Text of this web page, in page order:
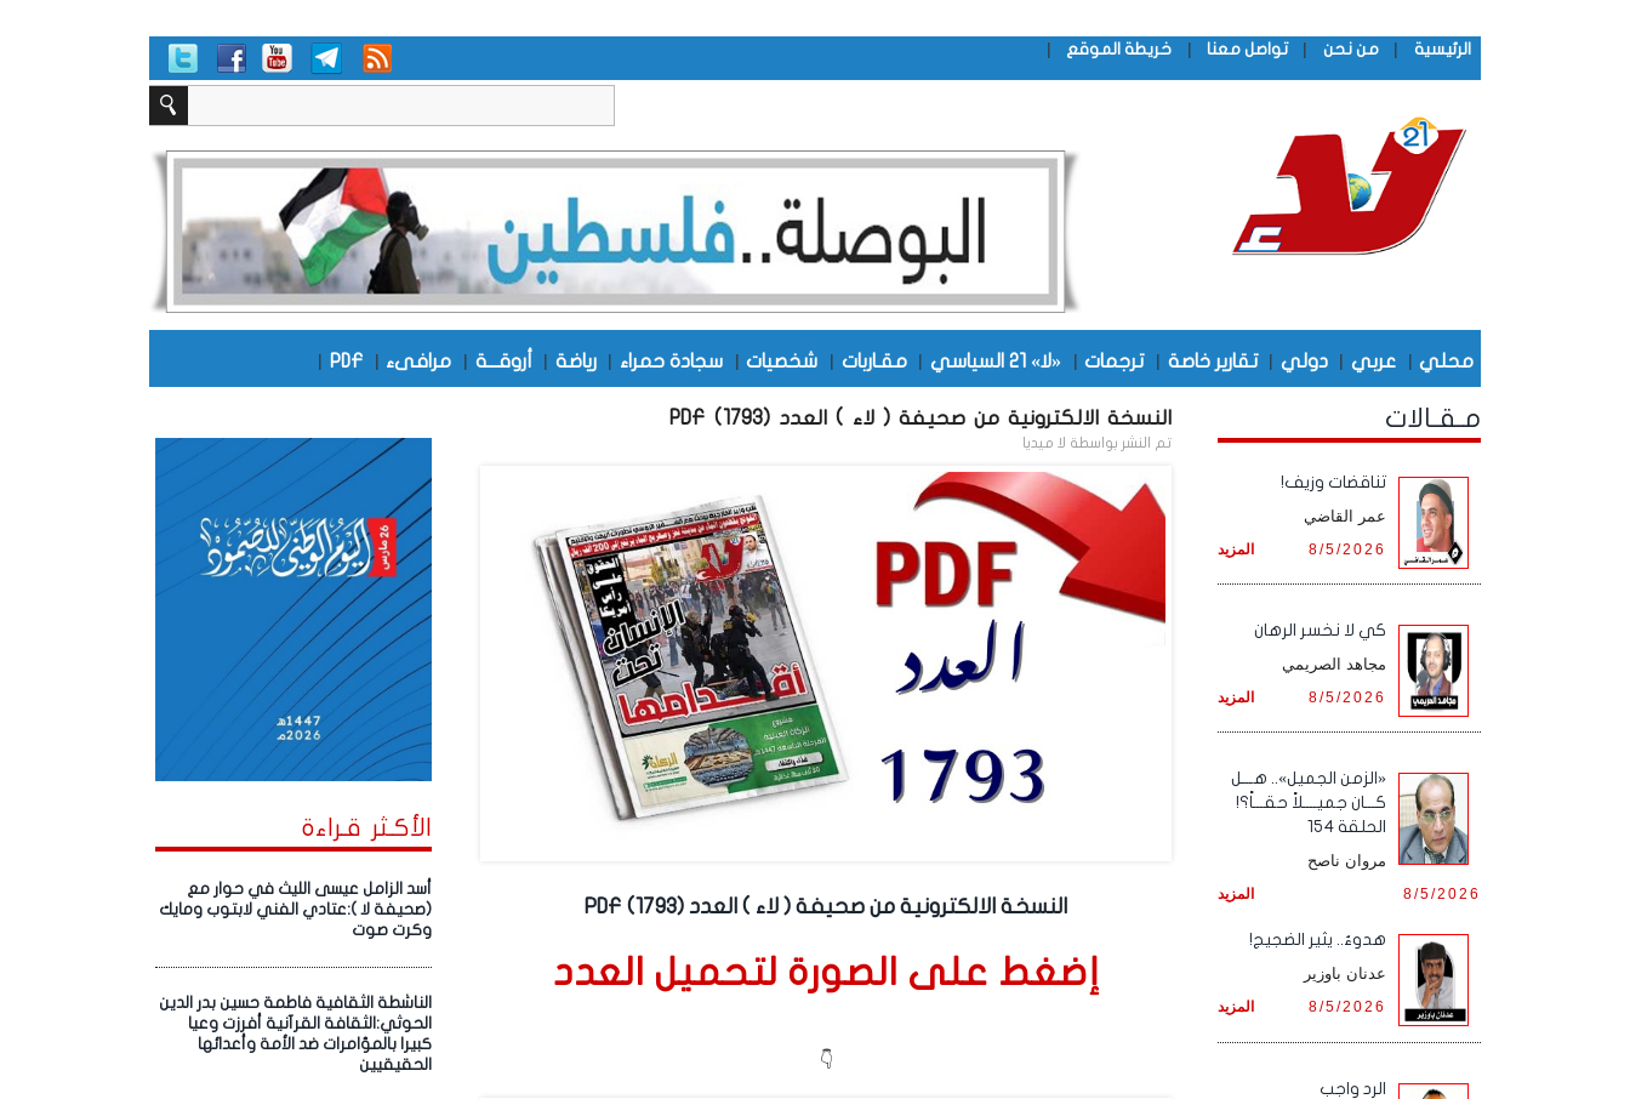
الرئيسية | من نحن | تواصل معنا | خريطة الموقع |
محلي | عربي | دولي | تقارير خاصة | ترجمات | «لا» 21 السياسي | مقـاربات | شخصيات | سجادة حمراء | رياضة | أروقـــة | مرافىء |
PDF
|
الأكـثر قـراءة
أسد الزامل عيسى الليث في حوار مع
(صحيفة لا ):عتادي الفني لابتوب ومايك
وكرت صوت
الناشطة الثقافية فاطمة حسين بدر الدين
الحوثي:الثقافة القرآنية أفرزت وعيا
كبيرا بالمؤامرات ضد الأمة وأعدائها
الحقيقيين
النسخة الالكترونية من صحيفة ( لاء ) العدد (1793) PDF
تم النشر بواسطة لا ميديا
النسخة الالكترونية من صحيفة ( لاء ) العدد (1793) PDF
إضغط على الصورة لتحميل العدد
👇
مـقـالات
تناقضات وزيف!
عمر القاضي
المزيد 8/5/2026
كي لا نخسر الرهان
مجاهد الصريمي
المزيد 8/5/2026
«الزمن الجميل».. هـــل
كـــان جميــــلاً حقـــاً؟!
الحلقة 154
مروان ناصح
المزيد 8/5/2026
هدوءٌ.. يثير الضجيج!
عدنان باوزير
المزيد 8/5/2026
الرد واجب